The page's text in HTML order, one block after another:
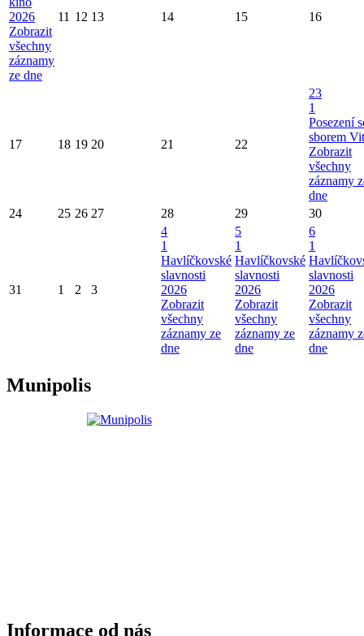
2026
Zobrazit
všechny
záznamy
ze dne
11 12 13 14 15 16
17 18 19 20 21 22
23
1
Posezení
sborem
Zobrazit
všechny
záznamy
dne
24
25 26 27 28 29 30
31 1 2 3
4
1
Havlíčkovské
slavnosti
2026
Zobrazit
všechny
záznamy ze
dne
5
1
Havlíčkovské
slavnosti
2026
Zobrazit
všechny
záznamy ze
dne
6
1
slavnosti
2026
Zobrazit
všechny
záznamy
dne
Munipolis
Informace od nás